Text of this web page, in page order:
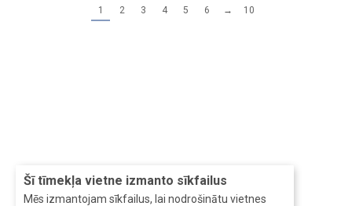
Šī tīmekļa vietne izmanto sīkfailus
Mēs izmantojam sīkfailus, lai nodrošinātu vietnes
1 2 3 4 5 6 → 10